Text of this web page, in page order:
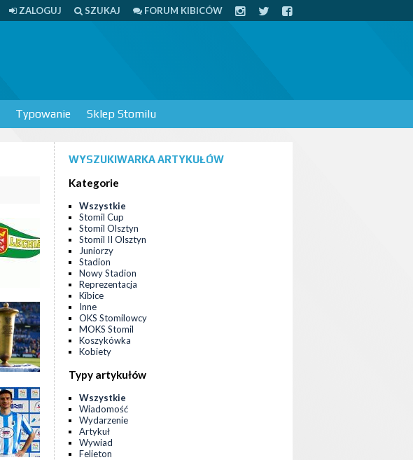
ZALOGUJ SZUKAJ FORUM KIBICÓW
Typowanie Sklep Stomilu
WYSZUKIWARKA ARTYKUŁÓW
Kategorie
Wszystkie
Stomil Cup
Stomil Olsztyn
Stomil II Olsztyn
Juniorzy
Stadion
Nowy Stadion
Reprezentacja
Kibice
Inne
OKS Stomilowcy
MOKS Stomil
Koszykówka
Kobiety
Typy artykułów
Wszystkie
Wiadomość
Wydarzenie
Artykuł
Wywiad
Felieton